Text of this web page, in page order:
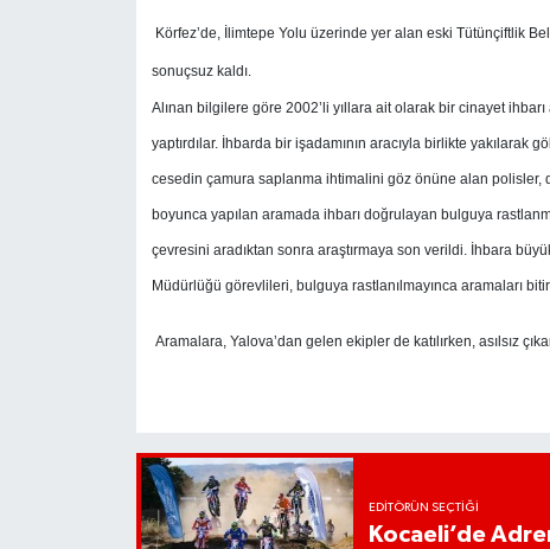
Körfez’de, İlimtepe Yolu üzerinde yer alan eski Tütünçiftlik
sonuçsuz kaldı.
Alınan bilgilere göre 2002’li yıllara ait olarak bir cinayet
yaptırdılar. İhbarda bir işadamının aracıyla birlikte yakılarak
cesedin çamura saplanma ihtimalini göz önüne alan polisler,
boyunca yapılan aramada ihbarı doğrulayan bulguya
çevresini aradıktan sonra araştırmaya son verildi. İhbara
Müdürlüğü görevlileri, bulguya rastlanılmayınca aramaları
Aramalara, Yalova’dan gelen ekipler de katılırken, asılsız
EDITÖRÜN SEÇTIĞI
Kocaeli’de